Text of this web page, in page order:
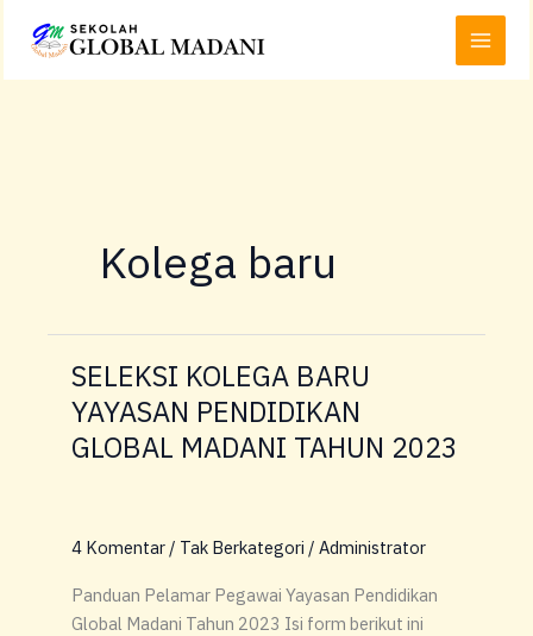
Main
Menu
Kolega baru
SELEKSI KOLEGA BARU
YAYASAN PENDIDIKAN
GLOBAL MADANI TAHUN 2023
4 Komentar / Tak Berkategori / Administrator
Panduan Pelamar Pegawai Yayasan Pendidikan
Global Madani Tahun 2023 Isi form berikut ini
SELEKSI
KOLEGA
BARU
YAYASAN
MADANI
2023